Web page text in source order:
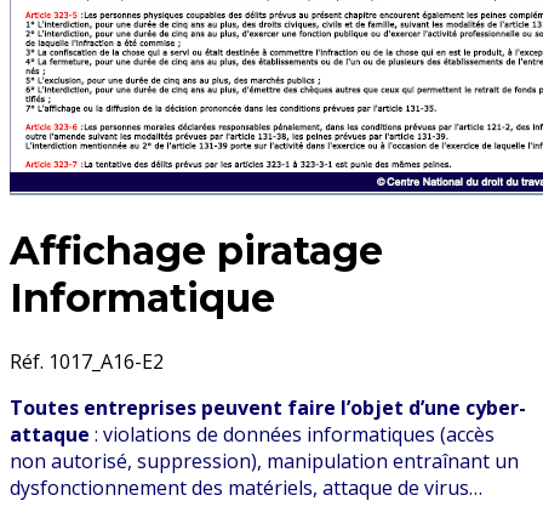
Affichage piratage
Informatique
Réf. 1017_A16-E2
Toutes entreprises peuvent faire l’objet d’une cyber-
attaque : violations de données informatiques (accès
non autorisé, suppression), manipulation entraînant un
dysfonctionnement des matériels, attaque de virus…